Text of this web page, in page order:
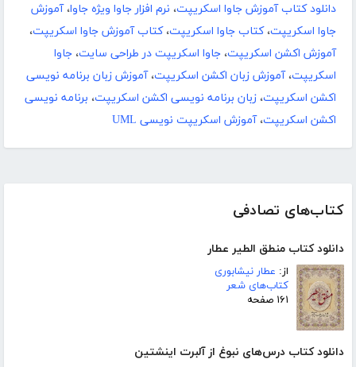
کتاب‌های تصادفی
دانلود کتاب منطق الطیر عطار
از: عطار نیشابوری
کتاب‌های شعر
۱۶۱ صفحه
دانلود کتاب درس‌های نبوغ از آلبرت اینشتین
دانلود کتاب آموزش جاوا اسکریپت، نرم افزار جاوا ویژه جاوا،آموزش
جاوا اسکریپت،کتاب جاوا اسکریپت،کتاب آموزش جاوا اسکریپت،
آموزش اکشن اسکریپت، جاوا اسکریپت در طراحی سایت، جاوا
اسکریپت،آموزش زبان اکشن اسکریپت،آموزش زبان برنامه نویسی
اکشن اسکریپت، زبان برنامه نویسی اکشن اسکریپت، برنامه نویسی
اکشن اسکریپت،آموزش اسکریپت نویسی UML